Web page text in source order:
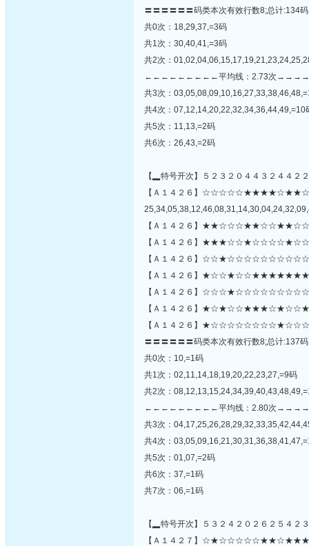
〓〓〓〓〓〓码类本次有效行数8;总计:134
共0次：18,29,37,=3码
共1次：30,40,41,=3码
共2次：
←←←←←←←←←平均线：2.73次
共3次：
共4次：07,12,14,20,22,32,34,36,44,49,=10
共5次：11,13,=2码
共6次：26,43,=2码
【▂特号开次】５２３２０４４３２４４２
【Ａ１４２６】
【Ａ１４２６】
【Ａ１４２６】
【Ａ１４２６】
【Ａ１４２６】
【Ａ１４２６】
【Ａ１４２６】
【Ａ１４２６】
〓〓〓〓〓〓码类本次有效行数8;总计:137
共0次：10,=1码
共1次：02,11,14,18,19,20,22,23,27,=9码
共2次：
←←←←←←←←←平均线：2.80次
共3次：
共4次：
共5次：01,07,=2码
共6次：37,=1码
共7次：06,=1码
【▂特号开次】５３２４２０２６２５４２
【Ａ１４２７】